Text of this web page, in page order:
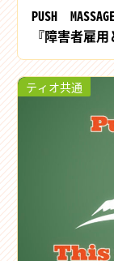
PUSH
『障害者雇
ティオ共通